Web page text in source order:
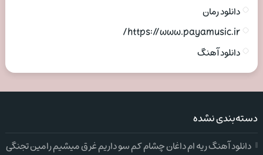
دانلود رمان
https://www.payamusic.ir/
دانلود آهنگ
دسته‌بندی نشده
دانلود آهنگ ریه ام داغان چشام کم سو داریم غرق میشیم رامین تجنگی